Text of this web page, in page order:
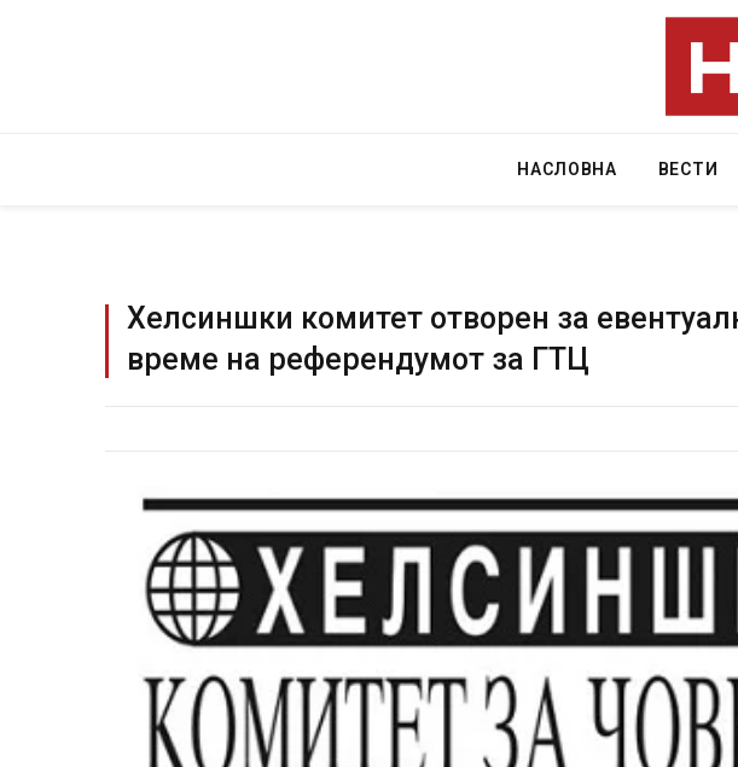
НАСЛОВНА ВЕСТИ
Хелсиншки комитет отворен за
време на референдумот за ГТЦГрција: Горат Парос, Андрос,